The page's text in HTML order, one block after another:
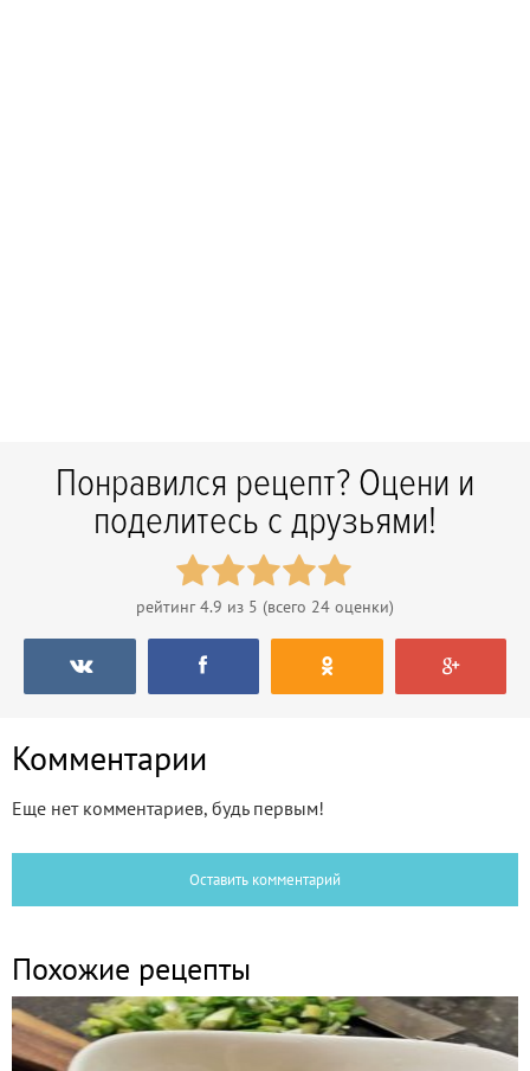
Понравился рецепт? Оцени и
поделитесь с друзьями!
рейтинг4.9 из 5 (всего 24 оценки)
Комментарии
Еще нет комментариев, будь первым!
Оставить комментарий
Похожие рецепты